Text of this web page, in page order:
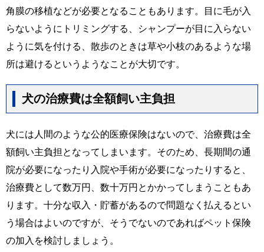
角膜の移植などが必要となることもあります。目に毛が入
らないようにトリミングする、シャンプーが目に入らない
ように気を付ける、散歩のときは草や小枝のあるような場
所は避けるというようなことが大切です。
犬の治療費は全額飼い主負担
犬には人間のような公的医療保険はないので、治療費は全
額飼い主負担となってしまいます。そのため、長期間の通
院が必要になったり入院や手術が必要になったりすると、
治療費として数万円、数十万円とかかってしまうこともあ
ります。十分な収入・貯蓄があるので問題なく払えるとい
う場合はよいのですが、そうでないのであればペット保険
の加入を検討しましょう。